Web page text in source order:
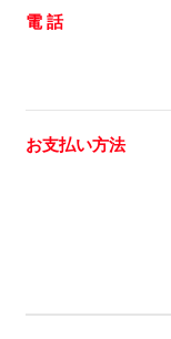
電 話
お支払い方法